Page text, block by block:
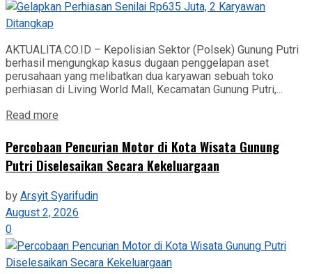
AKTUALITA.CO.ID – Kepolisian Sektor (Polsek) Gunung Putri
berhasil mengungkap kasus dugaan penggelapan aset
perusahaan yang melibatkan dua karyawan sebuah toko
perhiasan di Living World Mall, Kecamatan Gunung Putri,...
Read more
‎Percobaan Pencurian Motor di Kota Wisata Gunung
Putri Diselesaikan Secara Kekeluargaan
byArsyit Syarifudin
August 2, 2026
0